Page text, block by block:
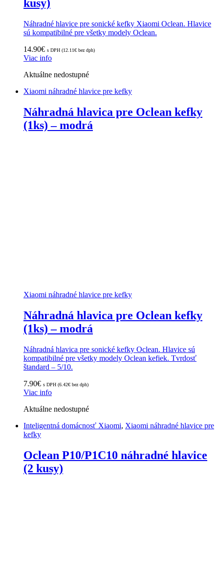
kusy)
Náhradné hlavice pre sonické kefky Xiaomi Oclean. Hlavice
sú kompatibilné pre všetky modely Oclean.
14.90€ s DPH (12.11€ bez dph)
Viac info
Aktuálne nedostupné
Xiaomi náhradné hlavice pre kefky
Náhradná hlavica pre Oclean kefky
(1ks) – modrá
Xiaomi náhradné hlavice pre kefky
Náhradná hlavica pre Oclean kefky
(1ks) – modrá
Náhradná hlavica pre sonické kefky Oclean. Hlavice sú
kompatibilné pre všetky modely Oclean kefiek. Tvrdosť
štandard – 5/10.
7.90€ s DPH (6.42€ bez dph)
Viac info
Aktuálne nedostupné
Inteligentná domácnosť Xiaomi, Xiaomi náhradné hlavice pre
kefky
Oclean P10/P1C10 náhradné hlavice
(2 kusy)